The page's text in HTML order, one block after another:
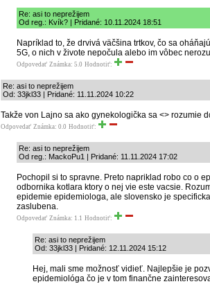
Re: asi to neprežijem
Od reg.: Kvík? | Pridané: 10.11.2024 18:51
Napríklad to, že drvivá väčšina trtkov, čo sa
5G, o nich v živote nepočula alebo im vôbec
Odpovedať Známka: 5.0 Hodnotiť:
Re: asi to neprežijem
Od: 33jkl33 | Pridané: 11.11.2024 10:22
Takže von Lajno sa ako gynekologička sa <> rozumie
Odpovedať Známka: 0.0 Hodnotiť:
Re: asi to neprežijem
Od reg.: MackoPu1 | Pridané: 11.11.2024 17:02
Pochopil si to spravne. Preto napriklad robo co o
odbornika kotlara ktory o nej vie este vacsie.
epidemie epidemiologa, ale slovensko je
zaslubena.
Odpovedať Známka: 1.1 Hodnotiť:
Re: asi to neprežijem
Od: 33jkl33 | Pridané: 12.11.2024 15:12
Hej, mali sme možnosť vidieť. Najlepšie je
epidemiológa čo je v tom finančne